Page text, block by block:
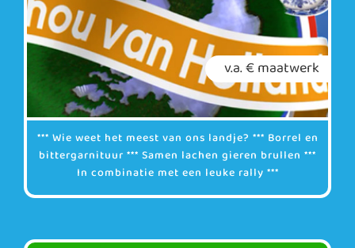
v.a. € maatwerk
*** Wie weet het meest van ons landje? *** Borrel en
bittergarnituur *** Samen lachen gieren brullen ***
In combinatie met een leuke rally ***